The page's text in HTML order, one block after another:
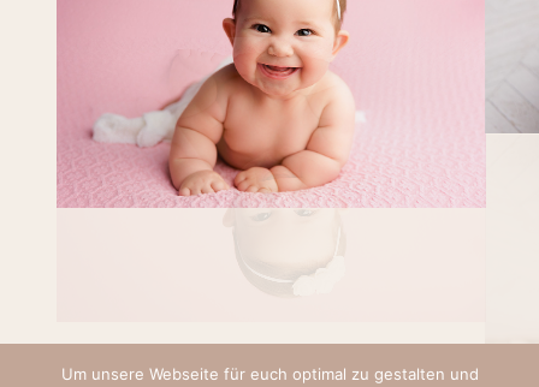
Um unsere Webseite für euch optimal zu gestalten und